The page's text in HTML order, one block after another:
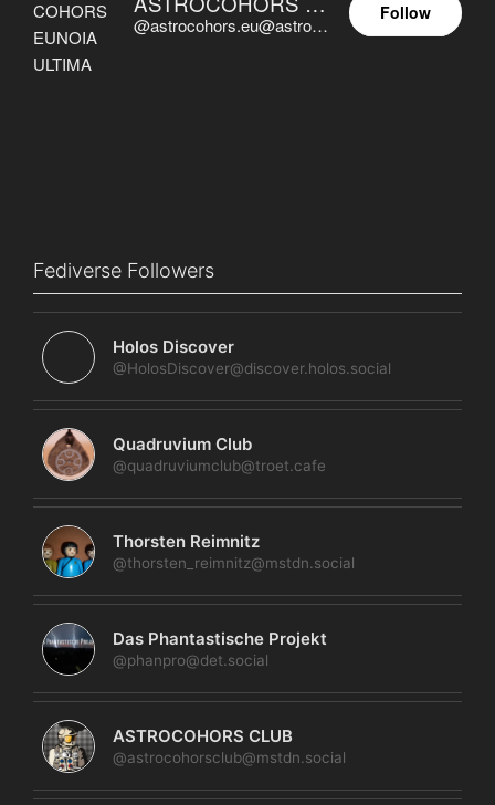
@astrocohors.eu@astrocohors.eu
Follow
Fediverse Followers
Holos Discover
@HolosDiscover@discover.holos.social
Quadruvium Club
@quadruviumclub@troet.cafe
Thorsten Reimnitz
@thorsten_reimnitz@mstdn.social
Das Phantastische Projekt
@phanpro@det.social
ASTROCOHORS CLUB
@astrocohorsclub@mstdn.social